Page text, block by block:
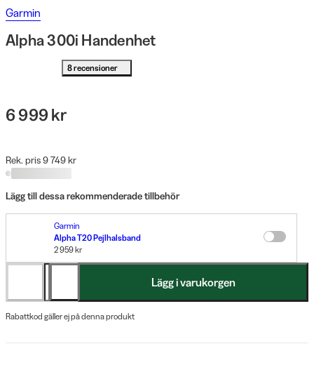
Garmin
Alpha 300i Handenhet
8 recensioner
6 999 kr
Rek. pris 9 749 kr
Lägg till dessa rekommenderade tillbehör
Garmin
Alpha T20 Pejlhalsband
2 959 kr
Lägg i varukorgen
Rabattkod gäller ej på denna produkt